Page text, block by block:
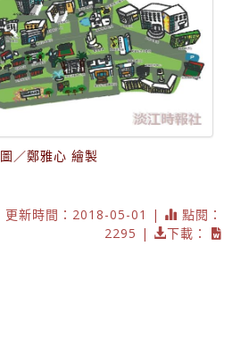
圖／鄭雅心 繪製
更新時間：2018-05-01 |
點閱：
2295 |
下載：